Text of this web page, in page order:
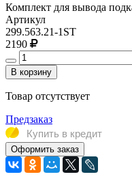
Комплект для вывода
Артикул
299.563.21-1ST
2190
В корзину
Товар отсутствует
Предзаказ
Купить в кредит
Оформить заказ